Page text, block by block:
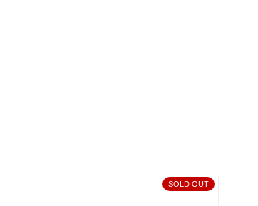
SOLD OUT